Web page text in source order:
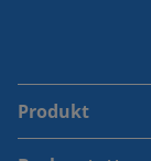
Produkt